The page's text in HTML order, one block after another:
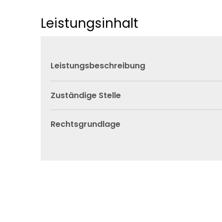
Leistungsinhalt
Leistungsbeschreibung
Zuständige Stelle
Rechtsgrundlage